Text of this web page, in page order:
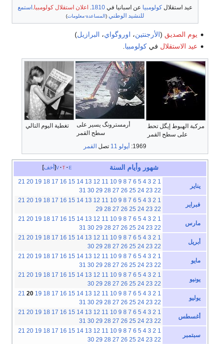
عيد استقلال كولومبيا عن اسبانيا في 1810
. اعلان استقلال كولومبيا. استمع
للنشيد الوطني (المساعدة·معلومات)
يوم الصديق (الأرجنتين، اوروگواي، البرازيل)
عيد الاستقلال فيكولومبيا
مركبة الهبوط إيگل تحط
على سطح القمر
أرمسترونگ يسير على
سطح القمر
تغطية اليوم التالي
1969: أپولو 11 تصل القمر
أخف v t e شهور وأيام السنة
يناير
1
2
3
4
5
6
7
8
9
10
11
12
13
14
15
16
17
18
19
20
21
22
23
24
25
26
27
28
29
30
31
فبراير
1
2
3
4
5
6
7
8
9
10
11
12
13
14
15
16
17
18
19
20
21
22
23
24
25
26
27
28
29
مارس
1
2
3
4
5
6
7
8
9
10
11
12
13
14
15
16
17
18
19
20
21
22
23
24
25
26
27
28
29
30
31
أبريل
1
2
3
4
5
6
7
8
9
10
11
12
13
14
15
16
17
18
19
20
21
22
23
24
25
26
27
28
29
30
مايو
1
2
3
4
5
6
7
8
9
10
11
12
13
14
15
16
17
18
19
20
21
22
23
24
25
26
27
28
29
30
31
يونيو
1
2
3
4
5
6
7
8
9
10
11
12
13
14
15
16
17
18
19
20
21
22
23
24
25
26
27
28
29
30
يوليو
1
2
3
4
5
6
7
8
9
10
11
12
13
14
15
16
17
18
19
20
21
22
23
24
25
26
27
28
29
30
31
أغسطس
1
2
3
4
5
6
7
8
9
10
11
12
13
14
15
16
17
18
19
20
21
22
23
24
25
26
27
28
29
30
31
سبتمبر
1
2
3
4
5
6
7
8
9
10
11
12
13
14
15
16
17
18
19
20
21
22
23
24
25
26
27
28
29
30